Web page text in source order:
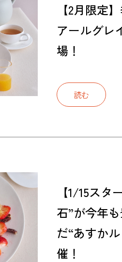
【2月限定
アールグレ
場！
読む
【1/15ス
石”が今年
だ“あすか
催！